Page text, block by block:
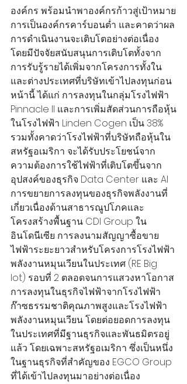
องค์กร พร้อมนำพาองค์กรก้าวสู่เป้าหมาย
การเป็นองค์กรคาร์บอนต่ำ และคาดว่าผล
การดำเนินงานจะเติบโตอย่างต่อเนื่อง
โดยมีปัจจัยสนับสนุนการเติบโตทั้งจาก
การรับรู้รายได้เพิ่มจากโครงการทั้งใน
และต่างประเทศที่บริษัทเข้าไปลงทุนก่อน
หน้านี้ ได้แก่ การลงทุนในกลุ่มโรงไฟฟ้า
Pinnacle ll และการเพิ่มสัดส่วนการถือหุ้น
ในโรงไฟฟ้า Linden Cogen เป็น 38%
รวมทั้งคาดว่าโรงไฟฟ้าที่บริษัทถือหุ้นใน
สหรัฐอเมริกา จะได้รับประโยชน์จาก
ความต้องการใช้ไฟฟ้าที่เติบโตขึ้นจาก
อุปสงค์ของธุรกิจ Data Center และ AI
การขยายการลงทุนของธุรกิจพลังงานที่
เกี่ยวเนื่องด้านสาธารณูปโภคและ
โครงสร้างพื้นฐาน CDI Group ใน
อินโดนีเซีย การลงนามสัญญาซื้อขาย
ไฟฟ้าระยะยาวสำหรับโครงการโรงไฟฟ้า
พลังงานหมุนเวียนในประเทศ (RE Big
lot) รอบที่ 2 ตลอดจนการแสวงหาโอกาส
การลงทุนในธุรกิจไฟฟ้าจากโรงไฟฟ้า
ก๊าซธรรมชาติคุณภาพสูงและโรงไฟฟ้า
พลังงานหมุนเวียน โดยต่อยอดการลงทุน
ในประเทศที่มีฐานธุรกิจและพันธมิตรอยู่
แล้ว โดยเฉพาะสหรัฐอเมริกา ซึ่งเป็นหนึ่ง
ในฐานธุรกิจที่สำคัญของ EGCO Group
ที่ได้เข้าไปลงทุนมาอย่างต่อเนื่อง